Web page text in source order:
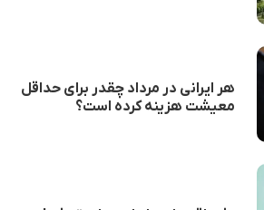
هر ایرانی در مرداد چقدر برای حداقل
معیشت هزینه کرده است؟